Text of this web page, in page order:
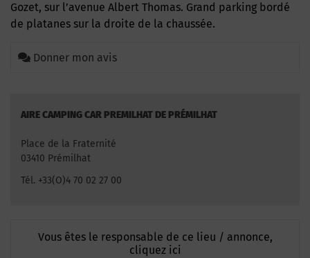
Gozet, sur l’avenue Albert Thomas. Grand parking bordé
de platanes sur la droite de la chaussée.
Donner mon avis
AIRE CAMPING CAR PREMILHAT DE PRÉMILHAT
Place de la Fraternité
03410 Prémilhat
Tél. +33(O)4 70 02 27 00
Vous êtes le responsable de ce lieu / annonce,
cliquez ici